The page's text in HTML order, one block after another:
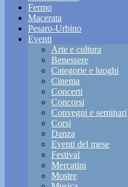
Fermo
Macerata
Pesaro-Urbino
Eventi
Arte e cultura
Benessere
Categorie e luoghi
Cinema
Concerti
Concorsi
Convegni e seminari
Corsi
Danza
Eventi del mese
Festival
Mercatini
Mostre